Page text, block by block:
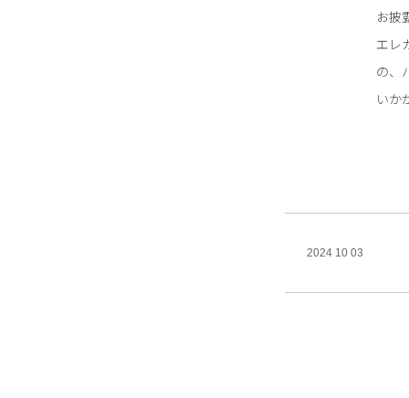
お披
エレ
の、
いか
2024 10 03